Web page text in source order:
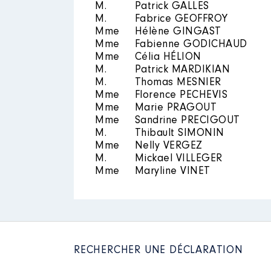
Année
2017
8 400 €
2018
2019
2020
2021
M.
Patrick GALLES
M.
Fabrice GEOFFROY
Mme
Hélène GINGAST
Mme
Fabienne GODICHAUD
Mme
Célia HÉLION
M.
Patrick MARDIKIAN
M.
Thomas MESNIER
Mme
Florence PECHEVIS
Mme
Marie PRAGOUT
Mme
Sandrine PRECIGOUT
M.
Thibault SIMONIN
Mme
Nelly VERGEZ
M.
Mickael VILLEGER
Mme
Maryline VINET
RECHERCHER UNE DÉCLARATION